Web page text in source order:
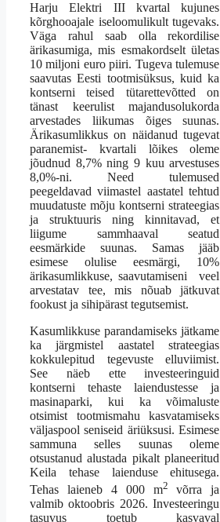
Harju Elektri III kvartal kujunes
kõrghooajale iseloomulikult tugevaks.
Väga rahul saab olla rekordilise
ärikasumiga, mis esmakordselt ületas
10 miljoni euro piiri. Tugeva tulemuse
saavutas Eesti tootmisüksus, kuid ka
kontserni teised tütarettevõtted on
tänast keerulist majandusolukorda
arvestades liikumas õiges suunas.
Ärikasumlikkus on näidanud tugevat
paranemist- kvartali lõikes oleme
jõudnud 8,7% ning 9 kuu arvestuses
8,0%-ni. Need tulemused
peegeldavad viimastel aastatel tehtud
muudatuste mõju kontserni strateegias
ja struktuuris ning kinnitavad, et
liigume sammhaaval seatud
eesmärkide suunas. Samas jääb
esimese olulise eesmärgi, 10%
ärikasumlikkuse, saavutamiseni veel
arvestatav tee, mis nõuab jätkuvat
fookust ja sihipärast tegutsemist.
Kasumlikkuse parandamiseks jätkame
ka järgmistel aastatel strateegias
kokkulepitud tegevuste elluviimist.
See näeb ette investeeringuid
kontserni tehaste laiendustesse ja
masinaparki, kui ka võimaluste
otsimist tootmismahu kasvatamiseks
väljaspool seniseid äriüksusi. Esimese
sammuna selles suunas oleme
otsustanud alustada pikalt planeeritud
Keila tehase laienduse ehitusega.
Tehas laieneb 4 000 m2
võrra ja
valmib oktoobris 2026. Investeeringu
tasuvus toetub kasvaval